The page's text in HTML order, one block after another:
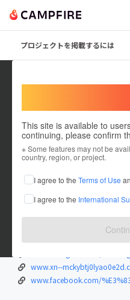
プロジェクトを掲載するには
This site is available to
continuing, please confirm
※ Some features may not be
country, region, or project.
I agree to the Terms of Use
I agree to the International
これまでに1回支援して1件の
在住国：日本 現在地：未設定
出身国：日本 出身地：未設定
www.xn--
www.facebook.com/